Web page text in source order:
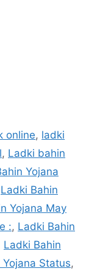
online, ladki
, Ladki bahin
Yojana
Ladki Bahin
Yojana May
:, Ladki Bahin
Ladki Bahin
Status,